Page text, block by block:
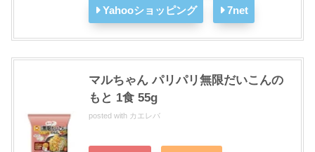
Yahooショッピング 7net
マルちゃん パリパリ無限だいこんの
もと 1食 55g
posted with カエレバ